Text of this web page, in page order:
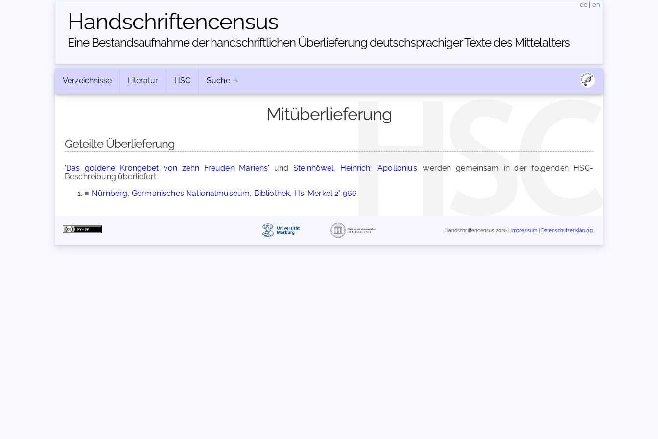
Handschriften­census
Eine Bestandsaufnahme der handschriftlichen Über­lieferung deutschsprachiger Texte des Mittelalters
de en
Verzeichnisse Literatur HSC Suche
Mitüberlieferung
Geteilte Überlieferung
'Das goldene Krongebet von zehn Freuden Mariens' und Steinhöwel, Heinrich: 'Apollonius' werden gemeinsam in der folgenden HSC-
Beschreibung überliefert:
■ Nürnberg, Germanisches Nationalmuseum, Bibliothek, Hs. Merkel 2° 966
Handschriftencensus 2026 | Impressum Datenschutzerklärung